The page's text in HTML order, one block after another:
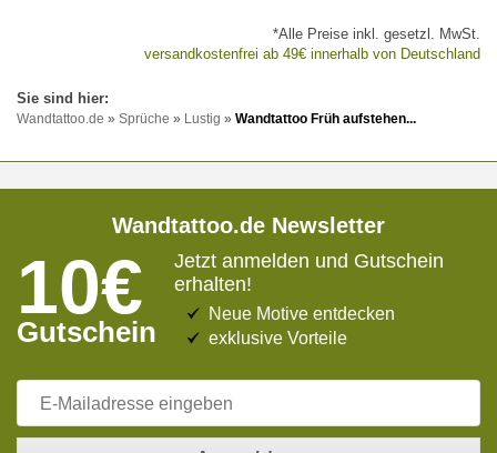
*Alle Preise inkl. gesetzl. MwSt.
versandkostenfrei ab 49€ innerhalb von Deutschland
Wandtattoo.de » Sprüche » Lustig » Wandtattoo Früh aufstehen...
Wandtattoo.de Newsletter
10€
Gutschein
Jetzt anmelden und Gutschein
erhalten!
Neue Motive entdecken
exklusive Vorteile